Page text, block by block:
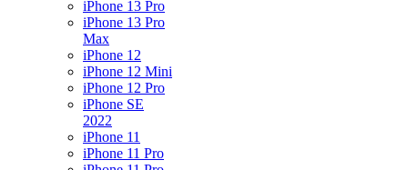
iPhone 13 Pro
iPhone 13 Pro
Max
iPhone 12
iPhone 12 Mini
iPhone 12 Pro
iPhone SE
2022
iPhone 11
iPhone 11 Pro